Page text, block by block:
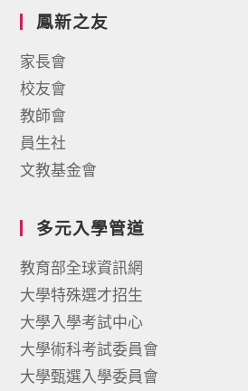
鳳新之友
家長會
校友會
教師會
員生社
文教基金會
多元入學管道
教育部全球資訊網
大學特殊選才招生
大學入學考試中心
大學術科考試委員會
大學甄選入學委員會